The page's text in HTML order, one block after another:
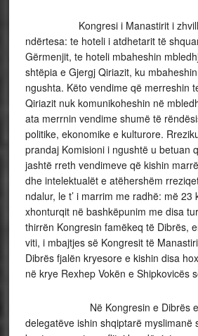
Kongresi i Manastirit i zhvilloi
ndërtesa: te hoteli i atdhetarit të
Gërmenjit, te hoteli mbaheshin
shtëpia e Gjergj Qiriazit, ku
ngushta. Këto vendime që merreshin
Qiriazit nuk komunikoheshin në
ata merrnin vendime shumë të
politike, ekonomike e kulturore.
prandaj Komisioni i ngushtë u betuan
jashtë rreth vendimeve që kishin
dhe intelektualët e atëhershëm
ndalur, le t’ i marrim me radhë: më 23
xhonturqit në bashkëpunim me disa
thirrën Kongresin famëkeq të Dibrës,
viti, i mbajtjes së Kongresit të
Dibrës fjalën kryesore e kishin disa
në krye Rexhep Vokën e Shipkovicës
Në Kongresin e Dibrës
delegatëve ishin shqiptarë myslimanë